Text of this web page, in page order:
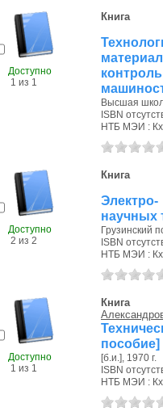
Доступно
1 из 1
Книга
Высшая
ISBN
НТБ МЭИ : Кх
Доступно
2 из 2
Книга
научных
Грузинский
ISBN
НТБ МЭИ : Кх
Доступно
1 из 1
Книга
пособие]
[б.и.], 1970 г.
ISBN
НТБ МЭИ : Кх